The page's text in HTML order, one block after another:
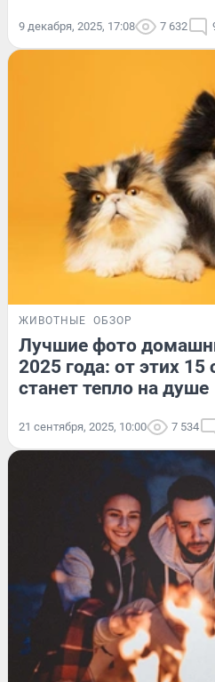
9 декабря, 2025, 17:08 7 632
ЖИВОТНЫЕ ОБЗОР
Лучшие фото
2025 года: от этих 15
станет тепло на душе
21 сентября, 2025, 10:00 7 534